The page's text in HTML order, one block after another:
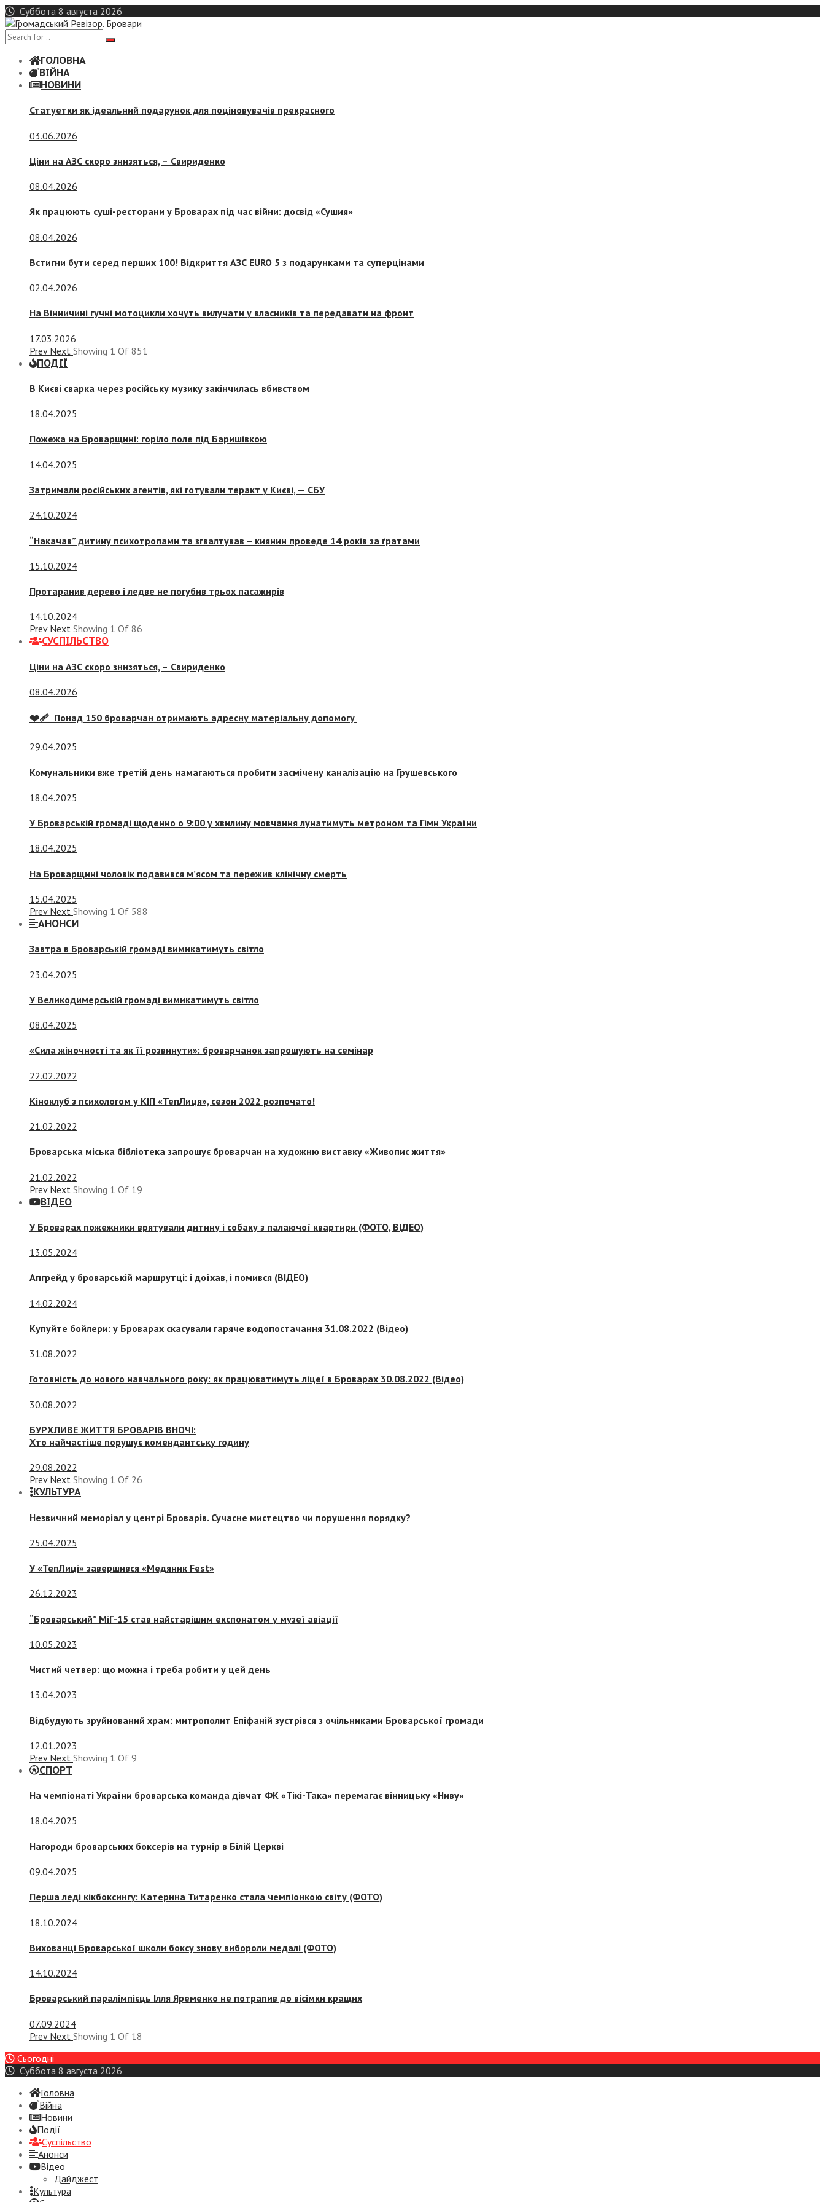
Skip
to
content
Суббота 8 августа 2026
ГОЛОВНА
ВІЙНА
НОВИНИ
Статуетки як ідеальний подарунок для поціновувачів прекрасного
03.06.2026
Ціни на АЗС скоро знизяться, – Свириденко
08.04.2026
Як працюють суші-ресторани у Броварах під час війни: досвід «Сушия»
08.04.2026
Встигни бути серед перших 100! Відкриття АЗС EURO 5 з подарунками та суперцінами
02.04.2026
На Вінничині гучні мотоцикли хочуть вилучати у власників та передавати на фронт
17.03.2026
Prev Next Showing 1 Of 851
ПОДІЇ
В Києві сварка через російську музику закінчилась вбивством
18.04.2025
Пожежа на Броварщині: горіло поле під Баришівкою
14.04.2025
Затримали російських агентів, які готували теракт у Києві, — СБУ
24.10.2024
“Накачав” дитину психотропами та згвалтував – киянин проведе 14 років за ґратами
15.10.2024
Протаранив дерево і ледве не погубив трьох пасажирів
14.10.2024
Prev Next Showing 1 Of 86
СУСПIЛЬСТВО
Ціни на АЗС скоро знизяться, – Свириденко
08.04.2026
❤️‍🩹 Понад 150 броварчан отримають адресну матеріальну допомогу
29.04.2025
Комунальники вже третій день намагаються пробити засмічену каналізацію на Грушевського
18.04.2025
У Броварській громаді щоденно о 9:00 у хвилину мовчання лунатимуть метроном та Гімн України
18.04.2025
На Броварщині чоловік подавився м’ясом та пережив клінічну смерть
15.04.2025
Prev Next Showing 1 Of 588
АНОНСИ
Завтра в Броварській громаді вимикатимуть світло
23.04.2025
У Великодимерській громаді вимикатимуть світло
08.04.2025
«Сила жіночності та як її розвинути»: броварчанок запрошують на семінар
22.02.2022
Кіноклуб з психологом у КІП «ТепЛиця», сезон 2022 розпочато!
21.02.2022
Броварська міська бібліотека запрошує броварчан на художню виставку «Живопис життя»
21.02.2022
Prev Next Showing 1 Of 19
ВІДЕО
У Броварах пожежники врятували дитину і собаку з палаючої квартири (ФОТО, ВІДЕО)
13.05.2024
Апгрейд у броварській маршрутці: і доїхав, і помився (ВІДЕО)
14.02.2024
Купуйте бойлери: у Броварах скасували гаряче водопостачання 31.08.2022 (Відео)
31.08.2022
Готовність до нового навчального року: як працюватимуть ліцеї в Броварах 30.08.2022 (Відео)
30.08.2022
БУРХЛИВЕ ЖИТТЯ БРОВАРІВ ВНОЧІ:
Хто найчастіше порушує комендантську годину
29.08.2022
Prev Next Showing 1 Of 26
КУЛЬТУРА
Незвичний меморіал у центрі Броварів. Сучасне мистецтво чи порушення порядку?
25.04.2025
У «ТепЛиці» завершився «Медяник Fest»
26.12.2023
“Броварський” МіГ-15 став найстарішим експонатом у музеї авіації
10.05.2023
Чистий четвер: що можна і треба робити у цей день
13.04.2023
Відбудують зруйнований храм: митрополит Епіфаній зустрівся з очільниками Броварської громади
12.01.2023
Prev Next Showing 1 Of 9
СПОРТ
На чемпіонаті України броварська команда дівчат ФК «Тікі-Така» перемагає вінницьку «Ниву»
18.04.2025
Нагороди броварських боксерів на турнір в Білій Церкві
09.04.2025
Перша леді кікбоксингу: Катерина Титаренко стала чемпіонкою світу (ФОТО)
18.10.2024
Вихованці Броварської школи боксу знову вибороли медалі (ФОТО)
14.10.2024
Броварський паралімпієць Ілля Яременко не потрапив до вісімки кращих
07.09.2024
Prev Next Showing 1 Of 18
Сьогодні
Суббота 8 августа 2026
Головна
Війна
Новини
Події
Суспiльство
Анонси
Відео
Дайджест
Культура